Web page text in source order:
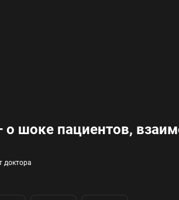
шоке пациентов,
доктора